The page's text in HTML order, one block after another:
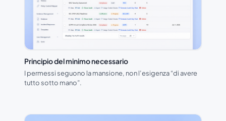
Principio del minimo necessario
I permessi seguono la mansione, non l’esigenza “di avere
tutto sotto mano”.